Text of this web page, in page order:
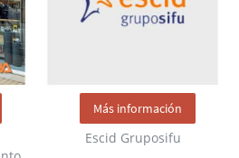
Escid Gruposifu
Más información